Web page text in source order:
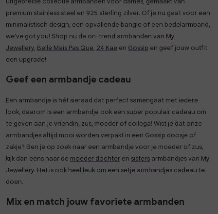
premium stainless steel en 925 sterling zilver. Of je nu gaat voor een
minimalistisch design, een opvallende bangle of een bedelarmband,
we've got you! Shop nu de on-trend armbanden van My
Jewellery, Belle Mais Pas Que, 24 Kae en Gossip en geef jouw outfit
een upgrade!
Geef een armbandje cadeau
Een armbandje is hét sieraad dat perfect samengaat met iedere
look, daarom is een armbandje ook een super populair cadeau om
te geven aan je vriendin, zus, moeder of collega! Wist je dat onze
armbandjes altijd mooi worden verpakt in een Gossip doosje of
zakje? Ben je op zoek naar een armbandje voor je moeder of zus,
kijk dan eens naar de moeder dochter en sisters armbandjes van My
Jewellery. Het is ook heel leuk om een setje armbandjes cadeau te
doen.
Mix en match jouw favoriete armbanden